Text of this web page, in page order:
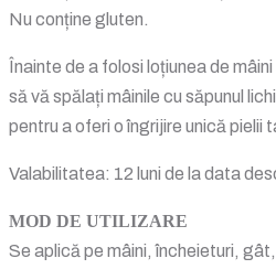
Nu conține gluten.
Înainte de a folosi loțiunea de
să vă spălați mâinile cu săpunul
pentru a oferi o îngrijire unică pielii
Valabilitatea: 12 luni de la data
MOD DE UTILIZARE
Se aplică pe mâini, încheieturi,